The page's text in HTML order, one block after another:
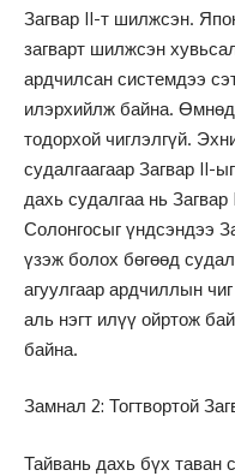
Загвар II-т шилжсэн.
загварт шилжсэн
ардчилсан системдээ
илэрхийлж байна.
тодорхой чиглэлгүй.
судалгаагаар Загвар II-
дахь судалгаа нь
Солонгосыг үндсэндээ
үзэж болох бөгөөд
агуулгаар ардчиллын
аль нэгт илүү ойртож
байна.
Замнал 2: Тогтвортой
Тайвань дахь бүх таван